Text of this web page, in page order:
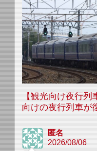
【観光向け夜行
向けの夜行列車が
匿名
2026/08/06